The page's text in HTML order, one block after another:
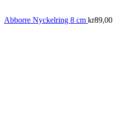
Abborre Nyckelring 8 cm kr89,00